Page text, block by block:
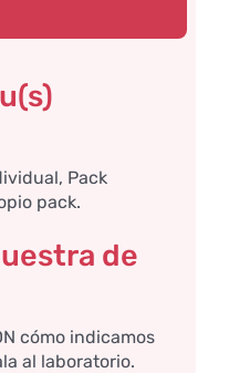
Pack
pack.
de
cómo indicamos
al laboratorio.